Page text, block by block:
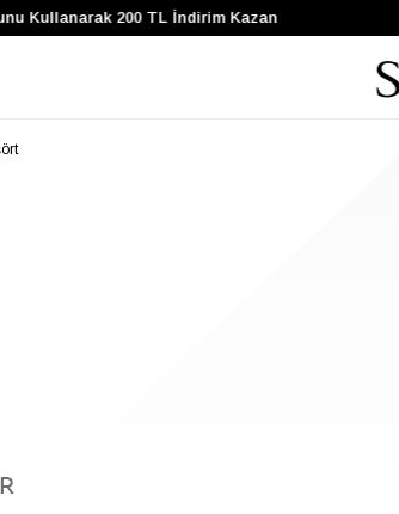
Kullanarak 200 TL İndirim Kazan